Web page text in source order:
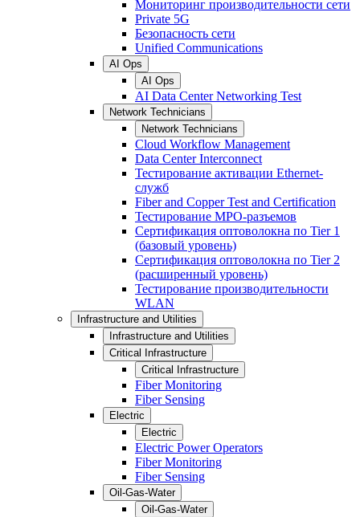
Мониторинг производительности сети
Private 5G
Безопасность сети
Unified Communications
AI Ops
AI Ops
AI Data Center Networking Test
Network Technicians
Network Technicians
Cloud Workflow Management
Data Center Interconnect
Тестирование активации Ethernet-
служб
Fiber and Copper Test and Certification
Тестирование МРО-разъемов
Сертификация оптоволокна по Tier 1
(базовый уровень)
Сертификация оптоволокна по Tier 2
(расширенный уровень)
Тестирование производительности
WLAN
Infrastructure and Utilities
Infrastructure and Utilities
Critical Infrastructure
Critical Infrastructure
Fiber Monitoring
Fiber Sensing
Electric
Electric
Electric Power Operators
Fiber Monitoring
Fiber Sensing
Oil-Gas-Water
Oil-Gas-Water